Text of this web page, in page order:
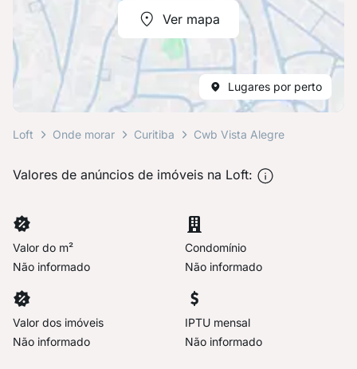
Ver mapa
Lugares por perto
Loft Onde morar Curitiba Cwb Vista Alegre
Valores de anúncios de imóveis na Loft:
Valor do m²
Não informado
Condomínio
Não informado
Valor dos imóveis
Não informado
IPTU mensal
Não informado